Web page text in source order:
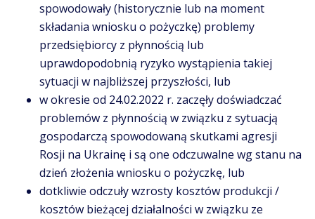
spowodowały (historycznie lub na moment
składania wniosku o pożyczkę) problemy
przedsiębiorcy z płynnością lub
uprawdopodobnią ryzyko wystąpienia takiej
sytuacji w najbliższej przyszłości, lub
w okresie od 24.02.2022 r. zaczęły doświadczać
problemów z płynnością w związku z sytuacją
gospodarczą spowodowaną skutkami agresji
Rosji na Ukrainę i są one odczuwalne wg stanu na
dzień złożenia wniosku o pożyczkę, lub
dotkliwie odczuły wzrosty kosztów produkcji /
kosztów bieżącej działalności w związku ze